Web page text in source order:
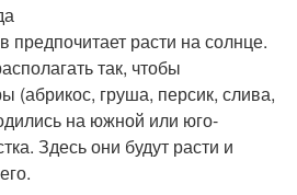
предпочитает расти на солнце.
так, чтобы
(абрикос, груша, персик, слива,
на южной или юго-
Здесь они будут расти и